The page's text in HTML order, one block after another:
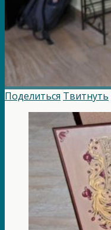
Поделиться Твитнуть